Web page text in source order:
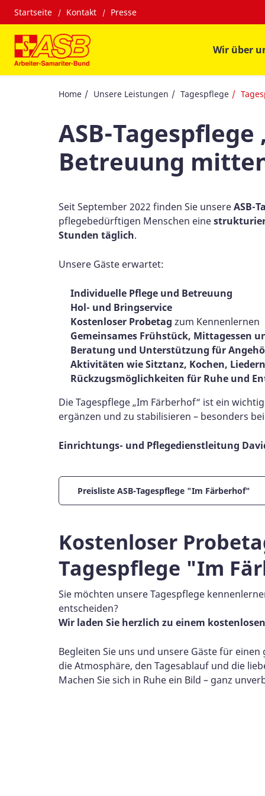
Startseite Kontakt Presse
Wir über
Home Unsere Leistungen Tagespflege
ASB-
Betreuung
Seit September 2022 finden Sie unsereASB-
pflegebedürftigen Menschen eine
Stunden täglich.
Unsere Gäste erwartet:
Individuelle Pflege und Betreuung
Hol- und Bringservice
Kostenloser Probetag zum Kennenlernen
Gemeinsames Frühstück, Mittagessen
Beratung und Unterstützung für
Aktivitäten wie Sitztanz, Kochen,
Rückzugsmöglichkeiten für Ruhe und
Die Tagespflege „Im Färberhof“ ist ein
ergänzen und zu stabilisieren – besonders
Einrichtungs- und Pflegedienstleitung
Preisliste ASB-Tagespflege "Im Färberhof"
Kostenloser
Tagespflege "Im
Sie möchten unsere Tagespflege
entscheiden?
Wir laden Sie herzlich zu einem
Begleiten Sie uns und unsere Gäste für einen
die Atmosphäre, den Tagesablauf und die
Machen Sie sich in Ruhe ein Bild – ganz